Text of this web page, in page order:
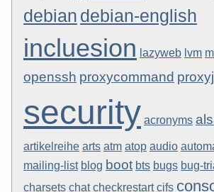
debian debian-english
incluesion lazyweb lvm
openssh proxycommand
security acronyms
artikelreihe arts atm atop audio
mailing-list blog boot bts bugs bug-
charsets chat checkrestart cifs